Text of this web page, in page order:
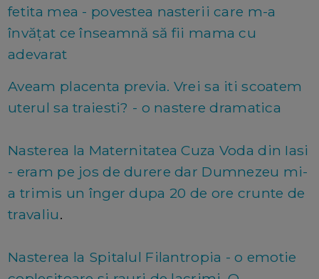
fetita mea - povestea nasterii care m-a
învățat ce înseamnă să fii mama cu
adevarat
Aveam placenta previa. Vrei sa iti scoatem
uterul sa traiesti? - o nastere dramatica
Nasterea la Maternitatea Cuza Voda din Iasi
- eram pe jos de durere dar Dumnezeu mi-
a trimis un înger dupa 20 de ore crunte de
travaliu.
Nasterea la Spitalul Filantropia - o emotie